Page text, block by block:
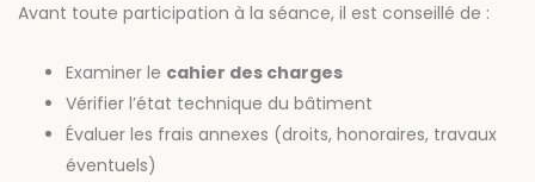
Avant toute participation à la séance, il est conseillé de :
Examiner le cahier des charges
Vérifier l’état technique du bâtiment
Évaluer les frais annexes (droits, honoraires, travaux
éventuels)